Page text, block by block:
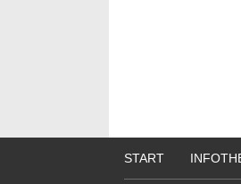
START